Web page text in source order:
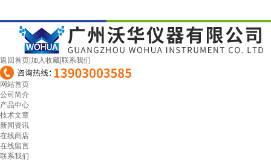
返回首页 加入收藏 联系我们
网站首页
公司简介
产品中心
技术文章
新闻资讯
在线商店
在线留言
联系我们